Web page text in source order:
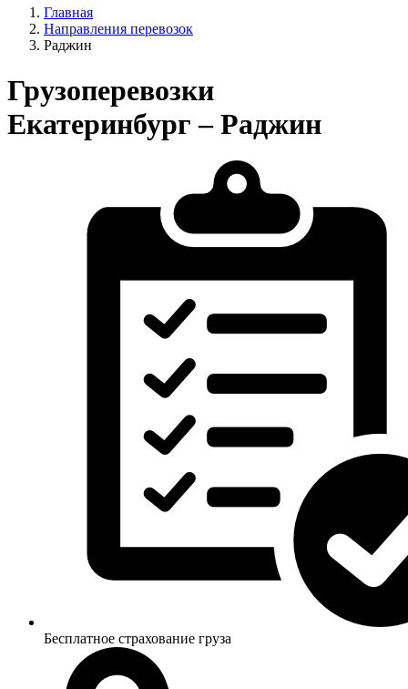
Главная
Направления перевозок
Раджин
Грузоперевозки
Екатеринбург – Раджин
Бесплатное страхование груза